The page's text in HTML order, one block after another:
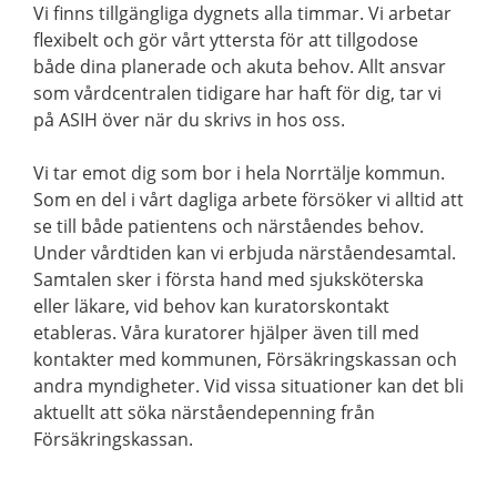
Vi finns tillgängliga dygnets alla timmar. Vi arbetar
flexibelt och gör vårt yttersta för att tillgodose
både dina planerade och akuta behov. Allt ansvar
som vårdcentralen tidigare har haft för dig, tar vi
på ASIH över när du skrivs in hos oss.
Vi tar emot dig som bor i hela Norrtälje kommun.
Som en del i vårt dagliga arbete försöker vi alltid att
se till både patientens och närståendes behov.
Under vårdtiden kan vi erbjuda närståendesamtal.
Samtalen sker i första hand med sjuksköterska
eller läkare, vid behov kan kuratorskontakt
etableras. Våra kuratorer hjälper även till med
kontakter med kommunen, Försäkringskassan och
andra myndigheter. Vid vissa situationer kan det bli
aktuellt att söka närståendepenning från
Försäkringskassan.